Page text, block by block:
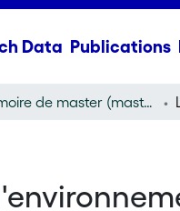
Data Publications
Mémoire de master (master thesis)